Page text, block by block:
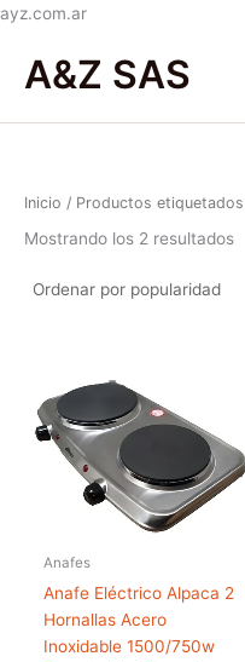
ayz.com.arIr
contenido
A&Z SAS
Inicio / Productos etiquetados
Mostrando los 2 resultados
Anafes
Anafe Eléctrico Alpaca 2
Hornallas Acero
Inoxidable 1500/750w